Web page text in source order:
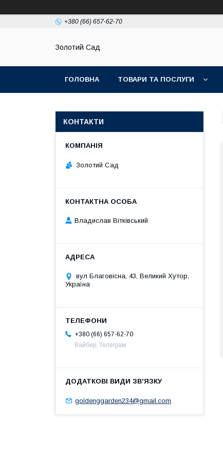
+380 (66) 657-62-70
Золотий Сад
ГОЛОВНА ТОВАРИ ТА ПОСЛУГИ
КОНТАКТИ
Золотий Сад
Владислав Вітківський
вул Благовісна, 43, Великий Хутор,
Україна
+380 (66) 657-62-70
Вайбер, Телеграм
goldenggarden234@gmail.com